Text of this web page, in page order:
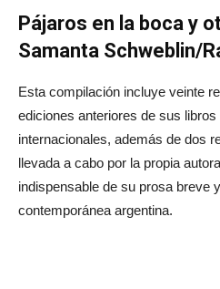
Pájaros en la boca y
Samanta Schweblin/
Esta compilación incluye veinte
ediciones anteriores de sus
internacionales, además de dos
llevada a cabo por la propia
indispensable de su prosa breve
contemporánea argentina.